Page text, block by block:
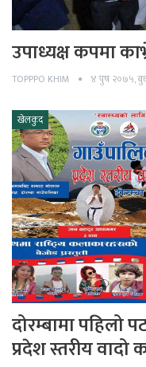
उपाध्यक्ष कपमा
TOPPPO KHIM ४ पुष २०७५,
खेलकुद
दोरम्बामा पहिलो
प्रदेश स्तरीय वादो